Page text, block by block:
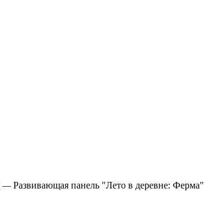
—Развивающая панель "Лето в деревне: Ферма"